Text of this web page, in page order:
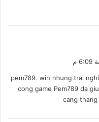
pem789. win nhung trai
cong game Pem789 da
cang